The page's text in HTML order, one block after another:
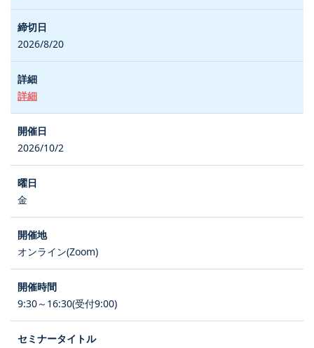
2026/8/20
詳細
2026/10/2
金
オンライン(Zoom)
9:30～16:30(受付9:00)